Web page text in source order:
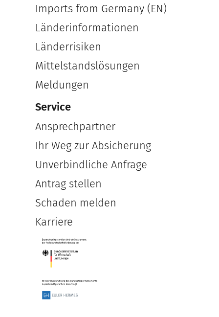
Imports from Germany (EN)
Länderinformationen
Länderrisiken
Mittelstandslösungen
Meldungen
Service
Ansprechpartner
Ihr Weg zur Absicherung
Unverbindliche Anfrage
Antrag stellen
Schaden melden
Karriere